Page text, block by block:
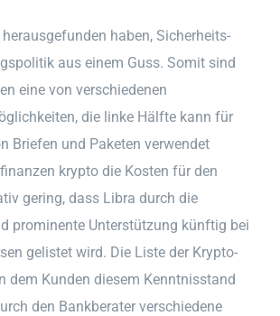
haben, Sicherheits-
aus einem Guss. Somit sind
eine von verschiedenen
die linke Hälfte kann für
Briefen und Paketen verwendet
krypto die Kosten für den
gering, dass Libra durch die
prominente Unterstützung künftig bei
gelistet wird. Die Liste der Krypto-
dem Kunden diesem Kenntnisstand
den Bankberater verschiedene